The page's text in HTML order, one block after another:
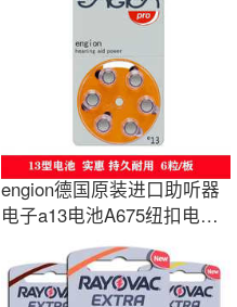
engion德国原装进口助听器
电子a13电池A675纽扣电池
312耳蜗锌空气